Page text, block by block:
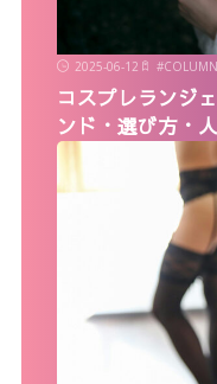
2025-06-12 #COLUMN
コスプレランジ
ンド・選び方・